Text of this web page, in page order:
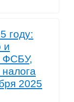
году:
и
ФСБУ,
2025